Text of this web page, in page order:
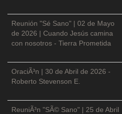
Reunión "Sé Sano" | 02 de Mayo
de 2026 | Cuando Jesús camina
con nosotros - Tierra Prometida
OraciÃ³n | 30 de Abril de 2026 -
Roberto Stevenson E.
ReuniÃ³n "SÃ© Sano" | 25 de Abril